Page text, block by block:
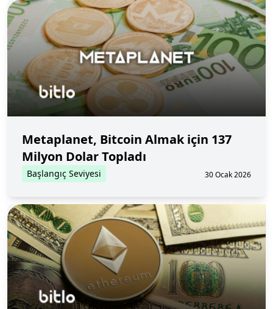
Metaplanet, Bitcoin Almak için 137
Milyon Dolar Topladı
Başlangıç Seviyesi 30 Ocak 2026